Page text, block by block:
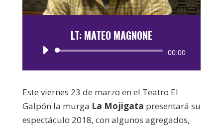
LT: MATEO MAGNONE
Reproductor
00:00
Este viernes 23 de marzo en el Teatro El
Galpón la murga La Mojigata presentará su
espectáculo 2018, con algunos agregados,